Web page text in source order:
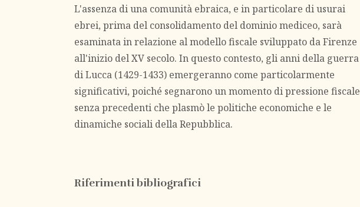
L'assenza di una comunità ebraica, e in particolare di usurai
ebrei, prima del consolidamento del dominio mediceo, sarà
esaminata in relazione al modello fiscale sviluppato da Firenze
all'inizio del XV secolo. In questo contesto, gli anni della guerra
di Lucca (1429-1433) emergeranno come particolarmente
significativi, poiché segnarono un momento di pressione fiscale
senza precedenti che plasmò le politiche economiche e le
dinamiche sociali della Repubblica.
Riferimenti bibliografici